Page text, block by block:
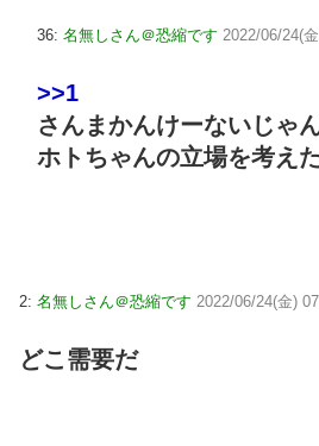
36: 名無しさん＠恐縮です 2022/06/24(
>>1
さんまかんけーないじゃ
ホトちゃんの立場を考え
2: 名無しさん＠恐縮です 2022/06/24(金)
どこ需要だ